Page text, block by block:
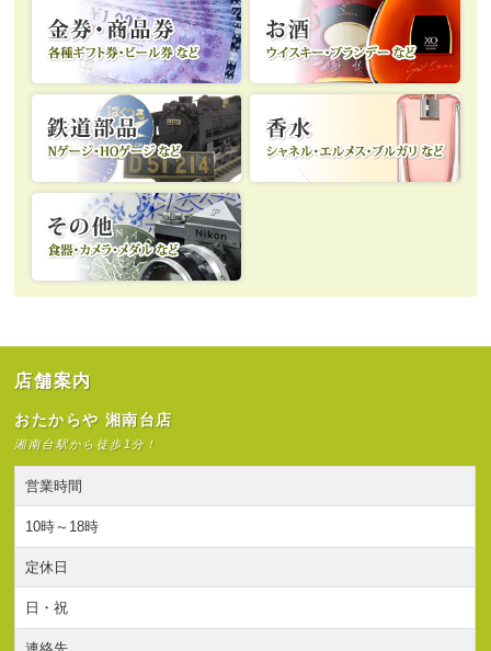
店舗案内
おたからや 湘南台店
湘南台駅から徒歩1分！
営業時間
10時～18時
定休日
日・祝